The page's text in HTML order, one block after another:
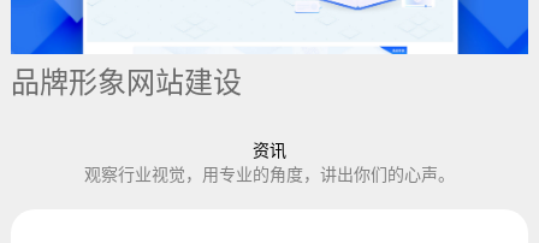
品牌形象网站建设
资讯
观察行业视觉，用专业的角度，讲出你们的心声。